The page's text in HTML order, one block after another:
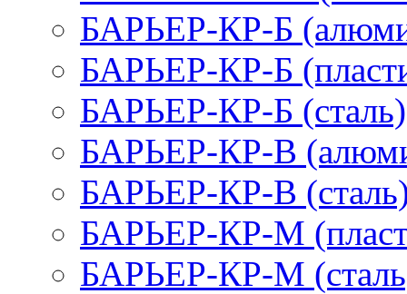
БАРЬЕР-КР-Б
БАРЬЕР-КР-Б
БАРЬЕР-КР-Б (сталь)
БАРЬЕР-КР-В
БАРЬЕР-КР-В
БАРЬЕР-КР-М
БАРЬЕР-КР-М